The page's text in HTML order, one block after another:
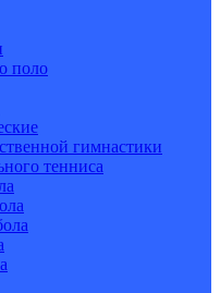
поло
гимнастики
тенниса